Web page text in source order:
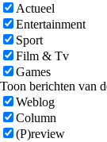
Actueel
Entertainment
Sport
Film & Tv
Games
Toon berichten van
Weblog
Column
(P)review